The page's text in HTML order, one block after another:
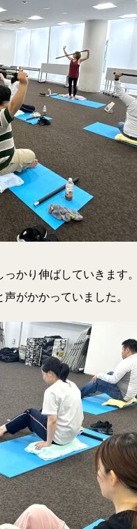
かり伸ばしていきます。
がかかっていました。